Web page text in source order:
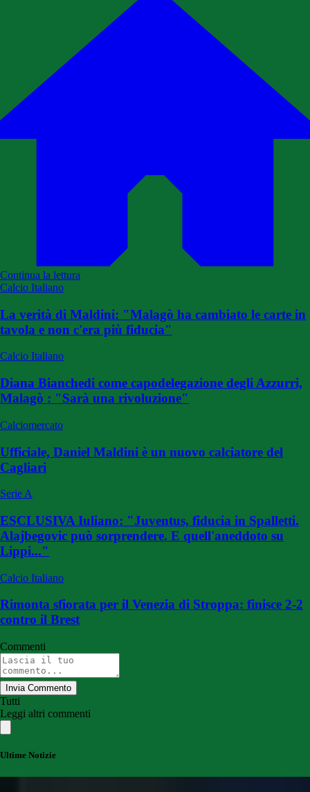
Continua la lettura
Calcio Italiano
La verità di Maldini: "Malagò ha cambiato le carte in
tavola e non c'era più fiducia"
Calcio Italiano
Diana Bianchedi come capodelegazione degli Azzurri,
Malagò : "Sarà una rivoluzione"
Calciomercato
Ufficiale, Daniel Maldini è un nuovo calciatore del
Cagliari
Serie A
ESCLUSIVA Iuliano: "Juventus, fiducia in Spalletti.
Alajbegovic può sorprendere. E quell'aneddoto su
Lippi..."
Calcio Italiano
Rimonta sfiorata per il Venezia di Stroppa: finisce 2-2
contro il Brest
Commenti
Invia Commento
Tutti
Leggi altri commenti
Ultime Notizie